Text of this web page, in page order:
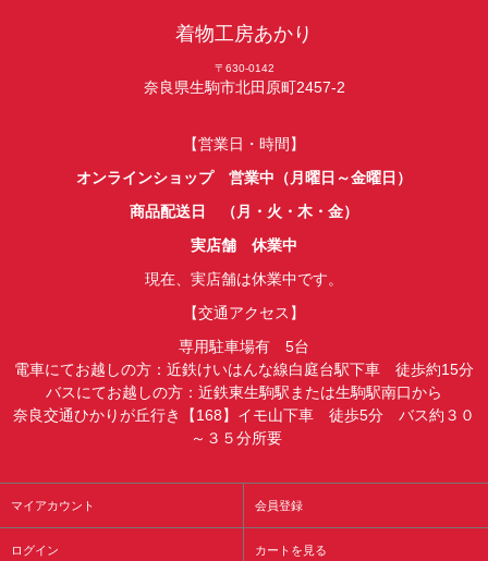
着物工房あかり
〒630-0142
奈良県生駒市北田原町2457-2
【営業日・時間】
オンラインショップ 営業中（月曜日～金曜日）
商品配送日 （月・火・木・金）
実店舗 休業中
現在、実店舗は休業中です。
【交通アクセス】
専用駐車場有 5台
電車にてお越しの方：近鉄けいはんな線白庭台駅下車 徒歩約15分
バスにてお越しの方：近鉄東生駒駅または生駒駅南口から
奈良交通ひかりが丘行き【168】イモ山下車 徒歩5分 バス約３０
～３５分所要
マイアカウント 会員登録
ログイン カートを見る